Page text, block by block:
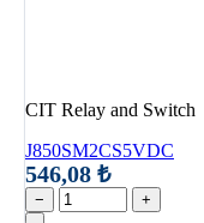
CIT Relay and Switch
J850SM2CS5VDC
546,08 ₺
− +